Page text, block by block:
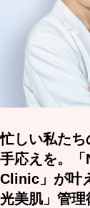
忙しい私た
手応えを。
Clinic」が叶
光美肌」管理